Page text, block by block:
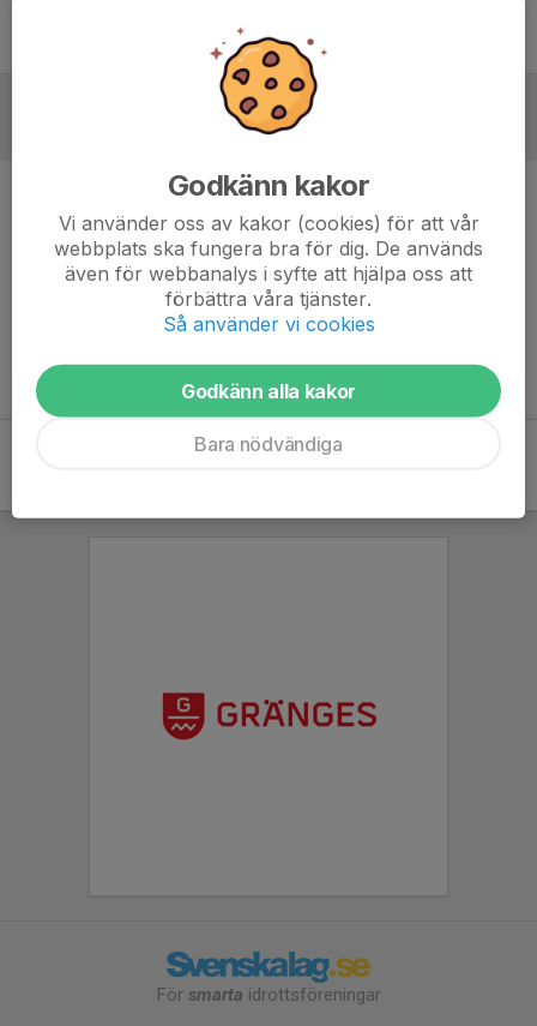
Inget skrivet
Suhayb 22 jul, 14:59
För smarta idrottsföreningar
Godkänn kakor
Vi använder oss av kakor (cookies) för att vår
webbplats ska fungera bra för dig. De används
även för webbanalys i syfte att hjälpa oss att
förbättra våra tjänster.
Så använder vi cookies
Godkänn alla kakor
Bara nödvändiga